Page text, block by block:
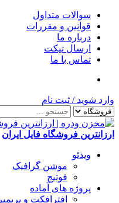
سوالات متداول
قوانین و مقررات
درباره ما
ارسال تیکت
تماس با ما
وارد شوید / ثبت نام
ارزانترین فروشگاه فایل ایران
ویدئو
موشن گرافیک
فوتیج
پروژه های آماده
افترافکت و پریمیر